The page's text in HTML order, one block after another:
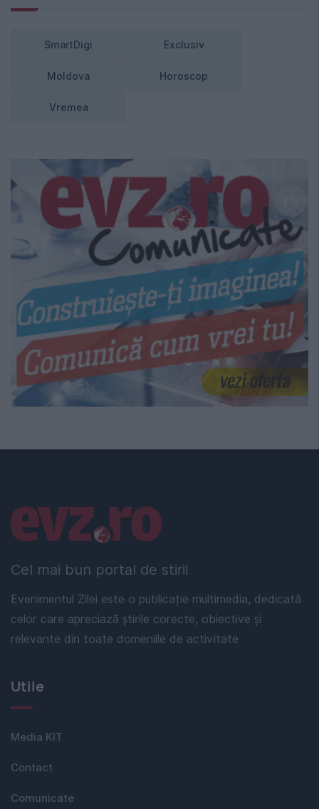
SmartDigi Exclusiv
Moldova Horoscop
Vremea
Cel mai bun portal de stiri!
Evenimentul Zilei este o publicație multimedia, dedicată
celor care apreciază știrile corecte, obiective și
relevante din toate domeniile de activitate
Linkuri utile
Utile
Media KIT
Contact
Comunicate